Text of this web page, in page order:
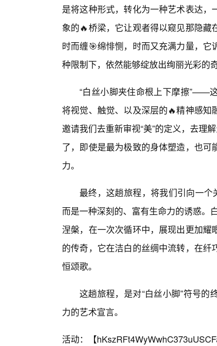
是将这种形式，转化为一种艺术表达
象的🔥桥梁，它让观者得以窥见那隐
时而缠🎯绵悱恻，时而又充满力量，
种限制下，依然能够绽放出绚丽光彩的
“白丝小脚夹住命根上下摩擦”——
将视觉、触觉、以及深层的🔥精神感
邀请我们去重新审视“美”的定义，去理
了，即使是最为极致的身体塑造，也
力。
最终，这趟旅程，将我们引向一个
而是一种深刻的、富有生命力的诱惑。
涅槃，在一次次循环中，展现出更加
的传奇，它在洁白的丝绸中流转，在
恒颂歌。
这趟旅程，是对“白丝小脚”符号
力的艺术宣言。
活动：【